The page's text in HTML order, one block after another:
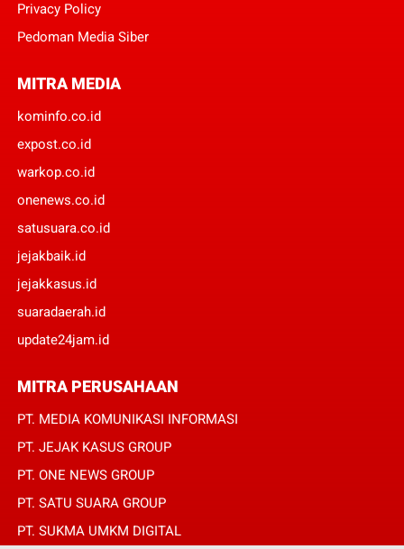
Privacy Policy
Pedoman Media Siber
MITRA MEDIA
kominfo.co.id
expost.co.id
warkop.co.id
onenews.co.id
satusuara.co.id
jejakbaik.id
jejakkasus.id
suaradaerah.id
update24jam.id
MITRA PERUSAHAAN
PT. MEDIA KOMUNIKASI INFORMASI
PT. JEJAK KASUS GROUP
PT. ONE NEWS GROUP
PT. SATU SUARA GROUP
PT. SUKMA UMKM DIGITAL